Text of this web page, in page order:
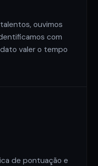
ouvimos
com
valer o tempo
de pontuação e